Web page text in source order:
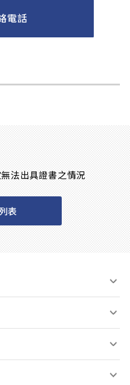
電話
無法出具證書之情況
表